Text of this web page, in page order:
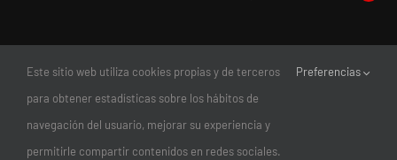
Este sitio web utiliza cookies propias y de terceros
para obtener estadísticas sobre los hábitos de
navegación del usuario, mejorar su experiencia y
permitirle compartir contenidos en redes sociales.
Preferencias